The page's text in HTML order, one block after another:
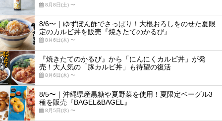
8月8日(土) 〜
8/6〜｜ゆずぽん酢でさっぱり！大根おろしをのせた夏限
定のカルビ丼を販売『焼きたてのかるび』
8月6日(木) 〜
『焼きたてのかるび』から「にんにくカルビ丼」が発
売！大人気の「豚カルビ丼」も待望の復活
8月6日(木) 〜
8/5〜｜沖縄県産黒糖や夏野菜を使用！夏限定ベーグル3
種を販売『BAGEL&BAGEL』
8月5日(水) 〜